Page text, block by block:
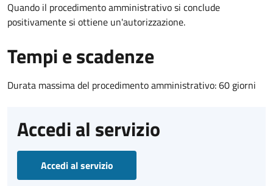
Quando il procedimento amministrativo si conclude
positivamente si ottiene un'autorizzazione.
Tempi e scadenze
Durata massima del procedimento amministrativo: 60 giorni
Accedi al servizio
Accedi al servizio